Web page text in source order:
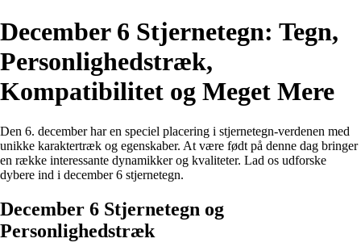
December 6 Stjernetegn: Tegn,
Personlighedstræk,
Kompatibilitet og Meget Mere
Den 6. december har en speciel placering i stjernetegn-verdenen med
unikke karaktertræk og egenskaber. At være født på denne dag bringer
en række interessante dynamikker og kvaliteter. Lad os udforske
dybere ind i december 6 stjernetegn.
December 6 Stjernetegn og
Personlighedstræk